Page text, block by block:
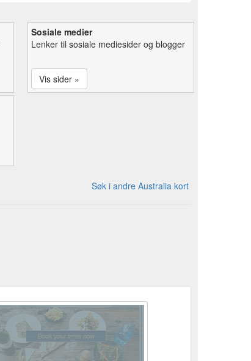
Sosiale medier
Lenker til sosiale mediesider og blogger
Vis sider »
Søk i andre Australia kort